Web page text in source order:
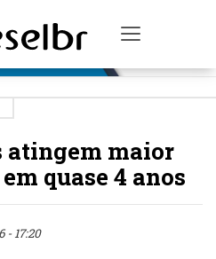
Toggle
atingem maior
quase 4 anos
- 17:20